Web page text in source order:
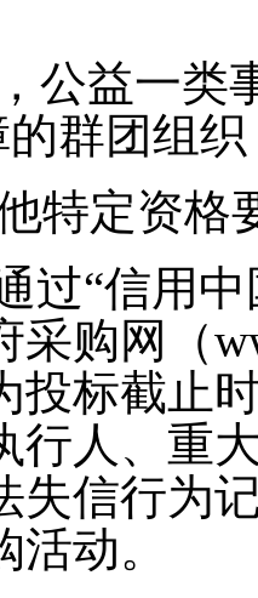
公益一类
群团组
特定资格
过“信用
采购网（
投标截止
行人、重
失信行为
活动。